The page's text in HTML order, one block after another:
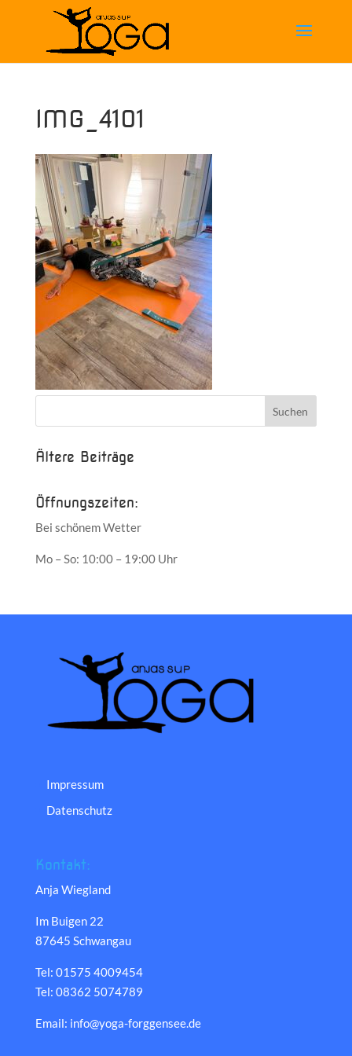
IMG_4101
Ältere Beiträge
Öffnungszeiten:
Bei schönem Wetter
Mo – So: 10:00 – 19:00 Uhr
Impressum
Datenschutz
Kontakt:
Anja Wiegland
Im Buigen 22
87645 Schwangau
Tel: 01575 4009454
Tel: 08362 5074789
Email: info@yoga-forggensee.de